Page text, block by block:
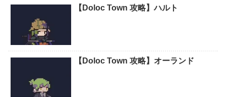
【Doloc Town 攻略】ハルト
【Doloc Town 攻略】オーランド